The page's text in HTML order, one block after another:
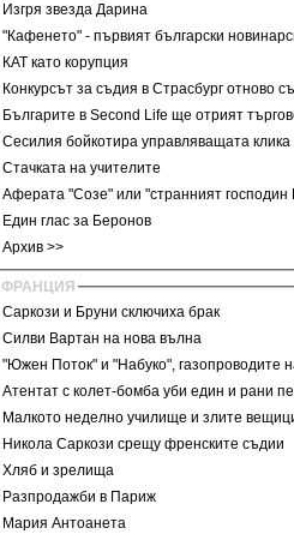
Изгря звезда Дарина
"Кафенето" - първият български
КАТ като корупция
Конкурсът за съдия в Страсбург отново
Българите в Second Life ще отрият
Сесилия бойкотира управляващата
Стачката на учителите
Аферата "Созе" или "странният господин
Един глас за Беронов
Архив >>
ФРАНЦИЯ
Саркози и Бруни сключиха брак
Силви Вартан на нова вълна
"Южен Поток" и "Набуко", газопроводите
Атентат с колет-бомба уби един и рани
Малкото неделно училище и злите
Никола Саркози срещу френските съдии
Хляб и зрелища
Разпродажби в Париж
Мария Антоанета